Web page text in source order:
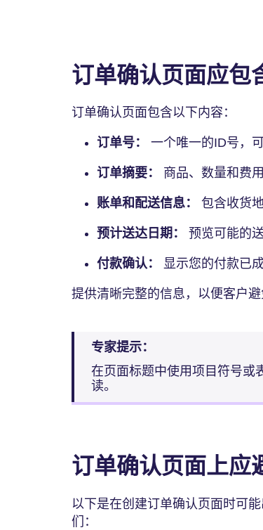
订单确认页面应包
订单确认页面包含以下内容：
订单号： 一个唯一的ID号，
订单摘要： 商品、数量和费
账单和配送信息： 包含收货
预计送达日期： 预览可能的
付款确认： 显示您的付款已
提供清晰完整的信息，以便客户避
专家提示：
在页面标题中使用项目符号或
读。
订单确认页面上应
以下是在创建订单确认页面时可
们：